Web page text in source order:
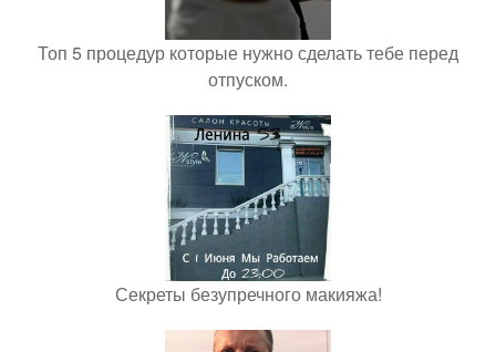
Топ 5 процедур которые нужно сделать тебе перед
отпуском.
Секреты безупречного макияжа!